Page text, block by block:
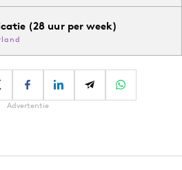
(28 uur per week)
Advertentie